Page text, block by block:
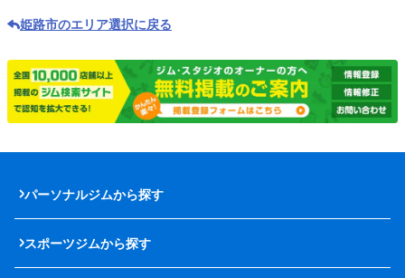
姫路市のエリア選択に戻る
パーソナルジムから探す
スポーツジムから探す